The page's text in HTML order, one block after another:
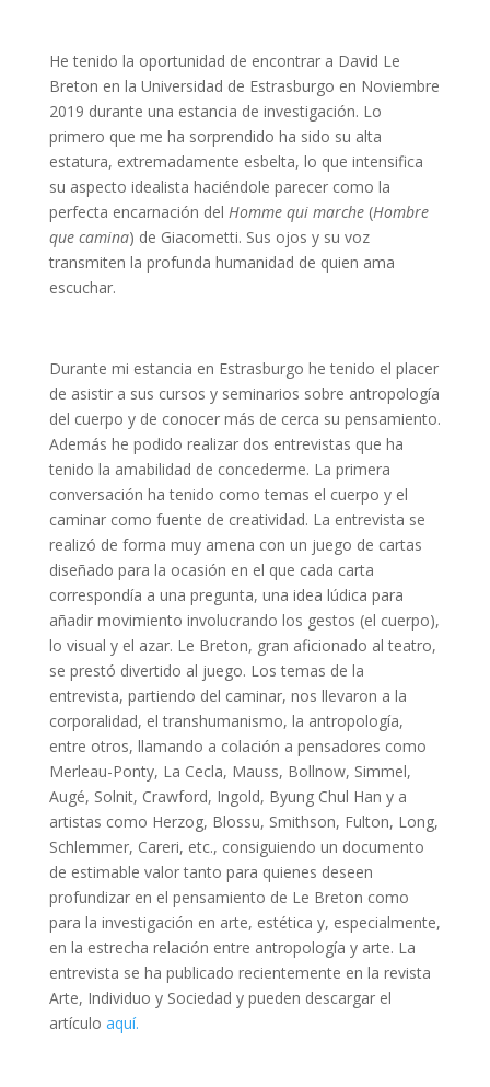
He tenido la oportunidad de encontrar a David Le
Breton en la Universidad de Estrasburgo en Noviembre
2019 durante una estancia de investigación. Lo
primero que me ha sorprendido ha sido su alta
estatura, extremadamente esbelta, lo que intensifica
su aspecto idealista haciéndole parecer como la
perfecta encarnación del Homme qui marche(Hombre
que camina) de Giacometti. Sus ojos y su voz
transmiten la profunda humanidad de quien ama
escuchar.
Durante mi estancia en Estrasburgo he tenido el placer
de asistir a sus cursos y seminarios sobre antropología
del cuerpo y de conocer más de cerca su pensamiento.
Además he podido realizar dos entrevistas que ha
tenido la amabilidad de concederme. La primera
conversación ha tenido como temas el cuerpo y el
caminar como fuente de creatividad. La entrevista se
realizó de forma muy amena con un juego de cartas
diseñado para la ocasión en el que cada carta
correspondía a una pregunta, una idea lúdica para
añadir movimiento involucrando los gestos (el cuerpo),
lo visual y el azar. Le Breton, gran aficionado al teatro,
se prestó divertido al juego. Los temas de la
entrevista, partiendo del caminar, nos llevaron a la
corporalidad, el transhumanismo, la antropología,
entre otros, llamando a colación a pensadores como
Merleau-Ponty, La Cecla, Mauss, Bollnow, Simmel,
Augé, Solnit, Crawford, Ingold, Byung Chul Han y a
artistas como Herzog, Blossu, Smithson, Fulton, Long,
Schlemmer, Careri, etc., consiguiendo un documento
de estimable valor tanto para quienes deseen
profundizar en el pensamiento de Le Breton como
para la investigación en arte, estética y, especialmente,
en la estrecha relación entre antropología y arte. La
entrevista se ha publicado recientemente en la revista
Arte, Individuo y Sociedad y pueden descargar el
artículo aquí.